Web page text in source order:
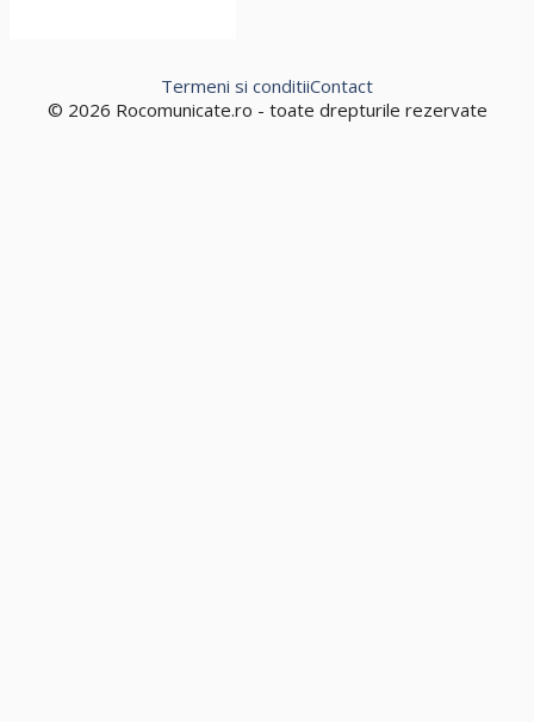
© 2026 Rocomunicate.ro - toate drepturile rezervate
Termeni si conditiiContact